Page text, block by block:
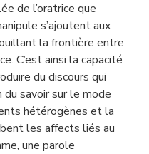
de l’oratrice que
s’ajoutent aux
la frontière entre
C’est ainsi la capacité
du discours qui
savoir sur le mode
hétérogènes et la
les affects liés au
une parole